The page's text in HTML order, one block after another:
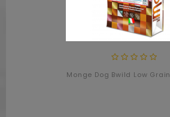
Monge Dog Bwild Low